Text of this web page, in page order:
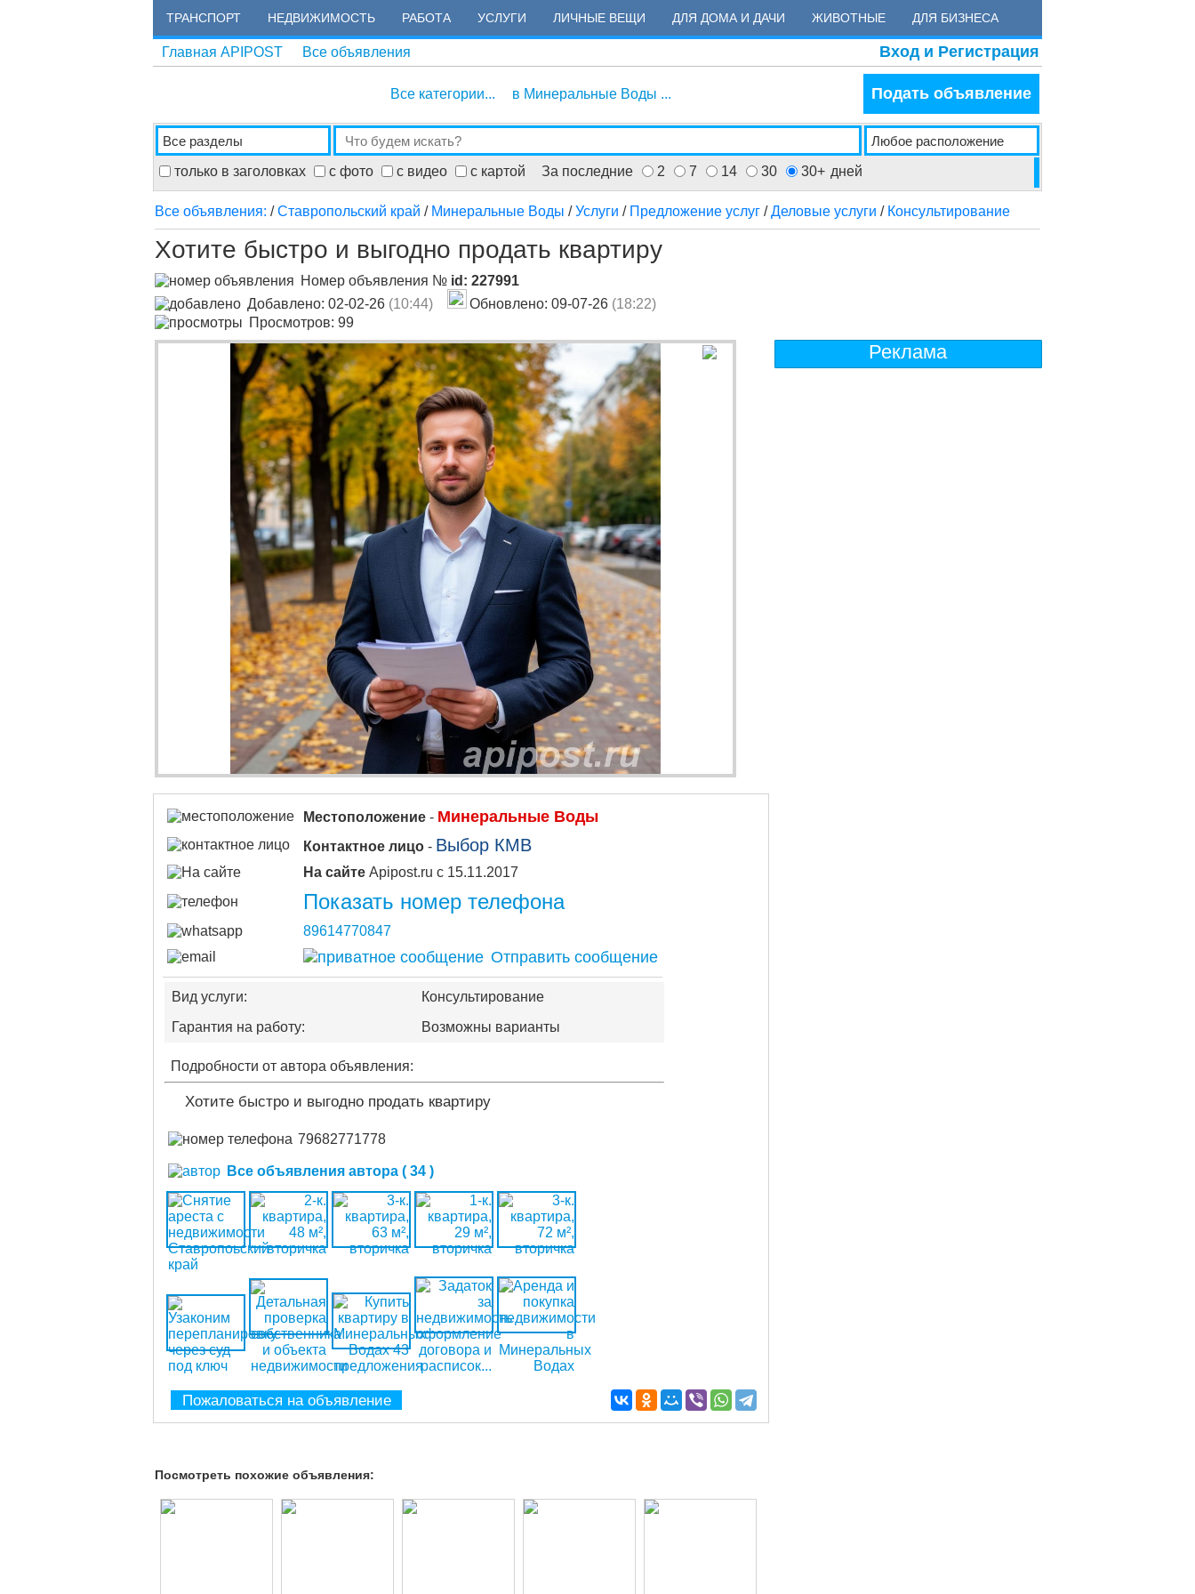
ТРАНСПОРТ НЕДВИЖИМОСТЬ РАБОТА УСЛУГИ ЛИЧНЫЕ ВЕЩИ ДЛЯ ДОМА И ДАЧИ ЖИВОТНЫЕ ДЛЯ БИЗНЕСА
Главная APIPOST Все объявления Вход и Регистрация
Все категории... в Минеральные Воды ... Подать объявление
только в заголовках с фото с видео с картой За последние 2 7 14 30 30+ дней
Все объявления: /Ставропольский край / Минеральные Воды /Услуги / Предложение услуг /Деловые услуги / Консультирование
Хотите быстро и выгодно продать квартиру
Номер объявления № id: 227991
Добавлено: 02-02-26 (10:44) Обновлено: 09-07-26 (18:22)
Просмотров: 99
Местоположение - Минеральные Воды
Контактное лицо - Выбор КМВ
На сайте Apipost.ru с 15.11.2017
Показать номер телефона
89614770847
Отправить сообщение
Вид услуги:
Консультирование
Гарантия на работу:
Возможны варианты
Подробности от автора объявления:
Хотите быстро и выгодно продать квартиру
79682771778
Все объявления автора ( 34 )
Пожаловаться на объявление
Посмотреть похожие объявления:
Реклама